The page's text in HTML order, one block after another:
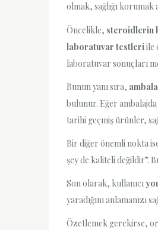
olmak, sağlığı korumak
Öncelikle, steroidlerin
laboratuvar testleri ile
laboratuvar sonuçları
Bunun yanı sıra,
bulunur. Eğer
tarihi geçmiş ürünler,
Bir diğer önemli nokta
şey de kaliteli değildir”.
Son olarak, kullanıcı
yaradığını
Özetlemek gerekirse,